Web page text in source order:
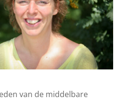
van de middelbare